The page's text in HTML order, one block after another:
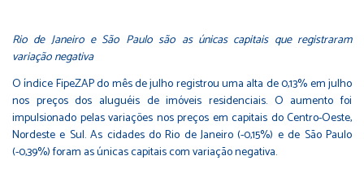
Rio de Janeiro e São Paulo são as únicas capitais que registraram
variação negativa
O índice FipeZAP do mês de julho registrou uma alta de 0,13% em julho
nos preços dos aluguéis de imóveis residenciais. O aumento foi
impulsionado pelas variações nos preços em capitais do Centro-Oeste,
Nordeste e Sul. As cidades do Rio de Janeiro (-0,15%) e de São Paulo
(-0,39%) foram as únicas capitais com variação negativa.